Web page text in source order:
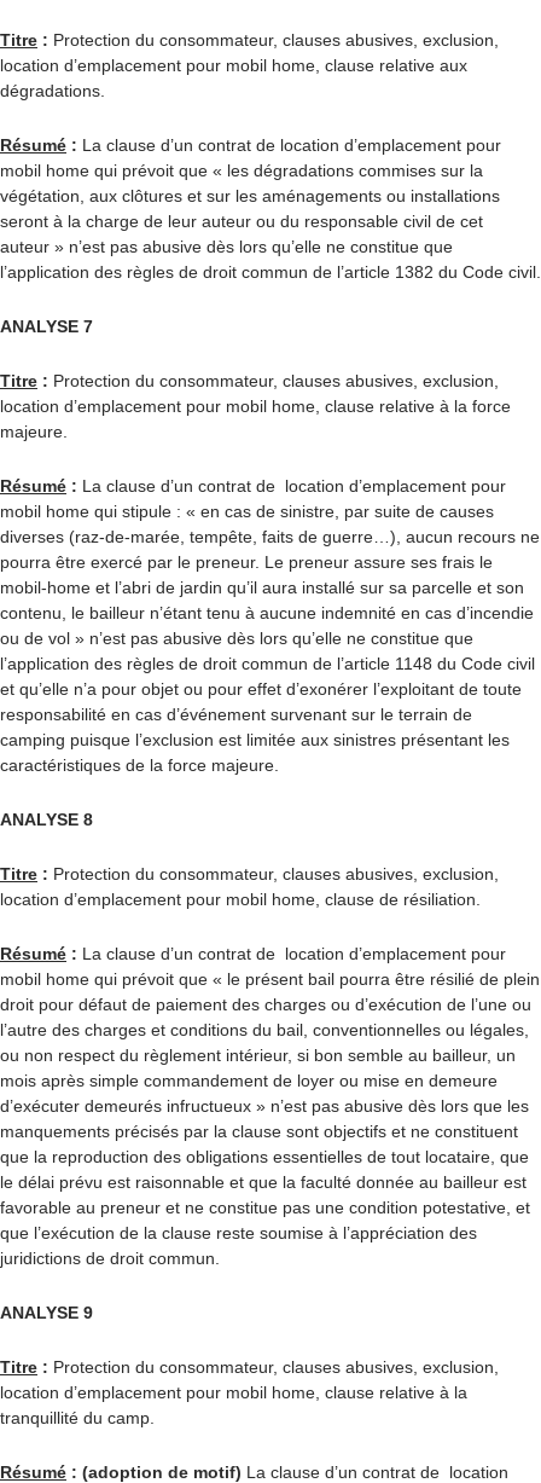
Titre : Protection du consommateur, clauses abusives, exclusion,
location d’emplacement pour mobil home, clause relative aux
dégradations.
Résumé : La clause d’un contrat de location d’emplacement pour
mobil home qui prévoit que « les dégradations commises sur la
végétation, aux clôtures et sur les aménagements ou installations
seront à la charge de leur auteur ou du responsable civil de cet
auteur » n’est pas abusive dès lors qu’elle ne constitue que
l’application des règles de droit commun de l’article 1382 du Code civil.
ANALYSE 7
Titre : Protection du consommateur, clauses abusives, exclusion,
location d’emplacement pour mobil home, clause relative à la force
majeure.
Résumé : La clause d’un contrat de location d’emplacement pour
mobil home qui stipule : « en cas de sinistre, par suite de causes
diverses (raz-de-marée, tempête, faits de guerre…), aucun recours ne
pourra être exercé par le preneur. Le preneur assure ses frais le
mobil-home et l’abri de jardin qu’il aura installé sur sa parcelle et son
contenu, le bailleur n’étant tenu à aucune indemnité en cas d’incendie
ou de vol » n’est pas abusive dès lors qu’elle ne constitue que
l’application des règles de droit commun de l’article 1148 du Code civil
et qu’elle n’a pour objet ou pour effet d’exonérer l’exploitant de toute
responsabilité en cas d’événement survenant sur le terrain de
camping puisque l’exclusion est limitée aux sinistres présentant les
caractéristiques de la force majeure.
ANALYSE 8
Titre : Protection du consommateur, clauses abusives, exclusion,
location d’emplacement pour mobil home, clause de résiliation.
Résumé : La clause d’un contrat de location d’emplacement pour
mobil home qui prévoit que « le présent bail pourra être résilié de plein
droit pour défaut de paiement des charges ou d’exécution de l’une ou
l’autre des charges et conditions du bail, conventionnelles ou légales,
ou non respect du règlement intérieur, si bon semble au bailleur, un
mois après simple commandement de loyer ou mise en demeure
d’exécuter demeurés infructueux » n’est pas abusive dès lors que les
manquements précisés par la clause sont objectifs et ne constituent
que la reproduction des obligations essentielles de tout locataire, que
le délai prévu est raisonnable et que la faculté donnée au bailleur est
favorable au preneur et ne constitue pas une condition potestative, et
que l’exécution de la clause reste soumise à l’appréciation des
juridictions de droit commun.
ANALYSE 9
Titre : Protection du consommateur, clauses abusives, exclusion,
location d’emplacement pour mobil home, clause relative à la
tranquillité du camp.
Résumé : (adoption de motif) La clause d’un contrat de location